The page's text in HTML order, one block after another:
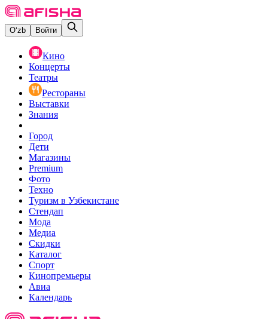
O‘zb Войти
Кино
Концерты
Театры
Рестораны
Выставки
Знания
Город
Дети
Магазины
Premium
Фото
Техно
Туризм в Узбекистане
Стендап
Мода
Медиа
Скидки
Каталог
Спорт
Кинопремьеры
Авиа
Календарь